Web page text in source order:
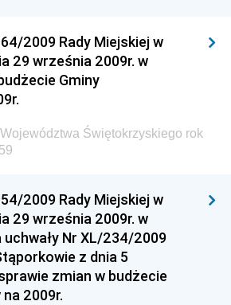
Ministerstwa Przemysłu
Ministerstwa Rolnictwa i
Ministra Rodziny, Pracy i Polityki
Ministra Rozwoju
Ministra Infrastruktury i
Ministra Gospodarki Morskiej i
2009 Rady Miejskiej w
29 września 2009r. w
Gminy
Świętokrzyskiego rok
2009 Rady Miejskiej w
29 września 2009r. w
Nr XL/234/2009
z dnia 5
zmian w budżecie
2009r.